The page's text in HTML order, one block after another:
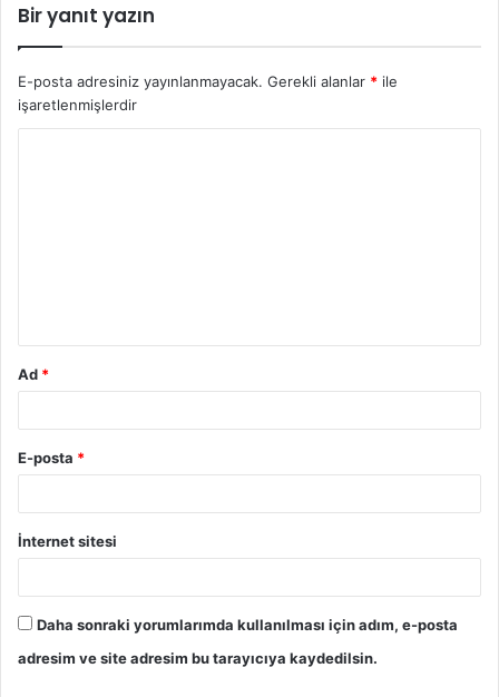
Bir yanıt yazın
E-posta adresiniz yayınlanmayacak. Gerekli alanlar * ile
işaretlenmişlerdir
Ad *
E-posta *
İnternet sitesi
Daha sonraki yorumlarımda kullanılması için adım, e-posta
adresim ve site adresim bu tarayıcıya kaydedilsin.